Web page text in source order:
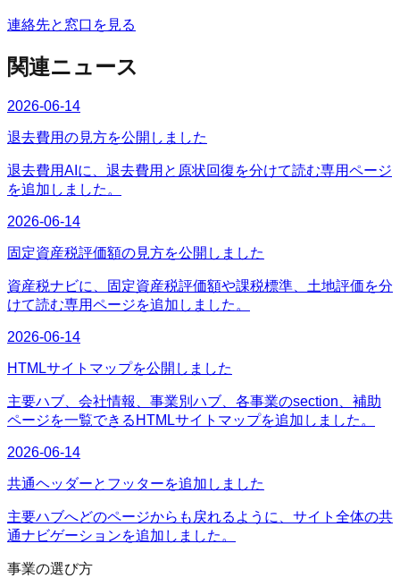
連絡先と窓口を見る
関連ニュース
2026-06-14
退去費用の見方を公開しました
退去費用AIに、退去費用と原状回復を分けて読む専用ページ
を追加しました。
2026-06-14
固定資産税評価額の見方を公開しました
資産税ナビに、固定資産税評価額や課税標準、土地評価を分
けて読む専用ページを追加しました。
2026-06-14
HTMLサイトマップを公開しました
主要ハブ、会社情報、事業別ハブ、各事業のsection、補助
ページを一覧できるHTMLサイトマップを追加しました。
2026-06-14
共通ヘッダーとフッターを追加しました
主要ハブへどのページからも戻れるように、サイト全体の共
通ナビゲーションを追加しました。
事業の選び方